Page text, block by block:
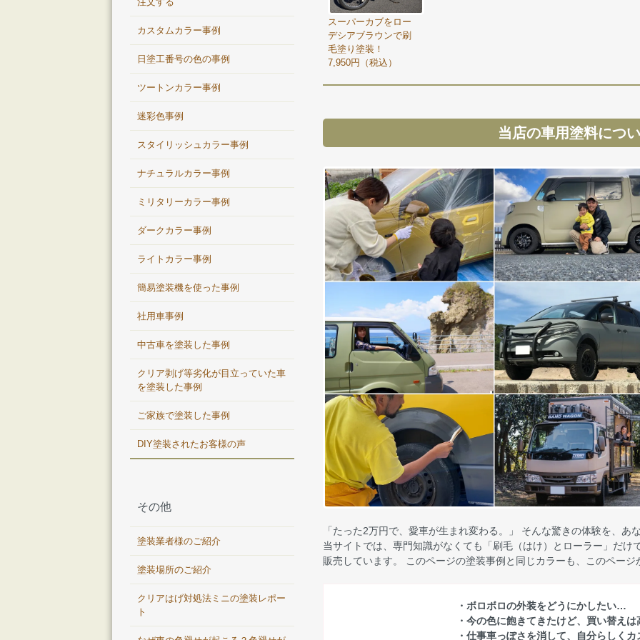
スーパーカブをロー
デシアブラウンで刷
毛塗り塗装！
7,950円（税込）
当店の車用塗料につ
「たった2万円で、愛車が生まれ変わる。」 そんな驚きの体験を、あ
当サイトでは、専門知識がなくても「刷毛（はけ）とローラー」だけ
販売しています。 このページの塗装事例と同じカラーも、このペー
・ボロボロの外装をどうにかしたい…
・今の色に飽きてきたけど、買い替え
・仕事車っぽさを消して、自分らしく
カスタムカラー事例
日塗工番号の色の事例
ツートンカラー事例
迷彩色事例
スタイリッシュカラー事例
ナチュラルカラー事例
ミリタリーカラー事例
ダークカラー事例
ライトカラー事例
簡易塗装機を使った事例
社用車事例
中古車を塗装した事例
クリア剥げ等劣化が目立っていた車
を塗装した事例
ご家族で塗装した事例
DIY塗装されたお客様の声
その他
塗装業者様のご紹介
塗装場所のご紹介
クリアはげ対処法ミニの塗装レポー
ト